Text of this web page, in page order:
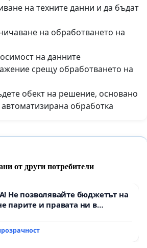
на техните данни и да бъдат
на обработването на
на данните
срещу обработването на
обект на решение, основано
обработка
от други потребители
Не позволявайте бюджетът на
парите и правата ни в